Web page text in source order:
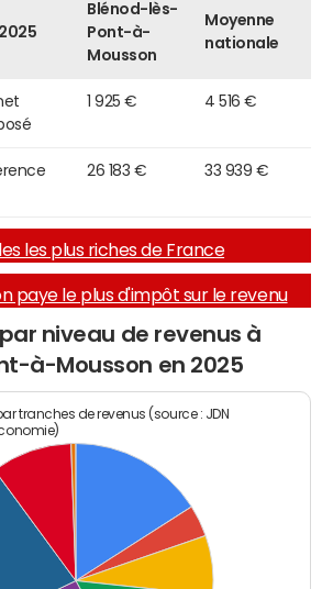
Blénod-lès-
Pont-à-
Mousson
Moyenne
nationale
1 925 € 4 516 €
26 183 € 33 939 €
les plus riches de France
paye le plus d'impôt sur le revenu
niveau de revenus à
à-Mousson en 2025
tranches de revenus (source : JDN